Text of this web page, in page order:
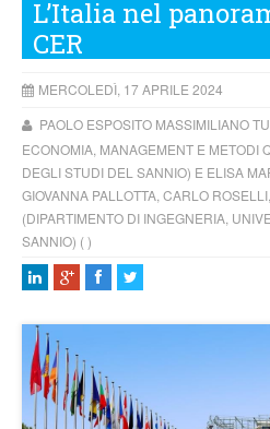
L’Italia nel
CER
MERCOLEDÌ, 17 APRILE 2024
PAOLO ESPOSITO MASSIMILIANO
ECONOMIA, MANAGEMENT E METODI
DEGLI STUDI DEL SANNIO) E ELISA
GIOVANNA PALLOTTA, CARLO
(DIPARTIMENTO DI INGEGNERIA,
SANNIO) ( )